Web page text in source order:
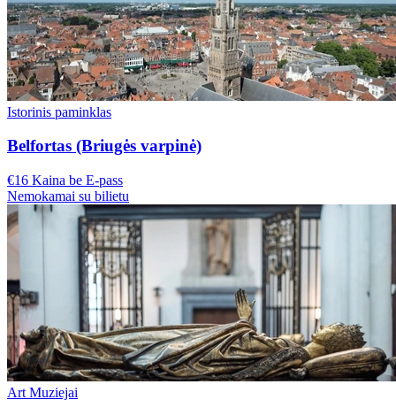
Istorinis paminklas
Belfortas (Briugės varpinė)
€16 Kaina be E-pass
Nemokamai su bilietu
Art Muziejai